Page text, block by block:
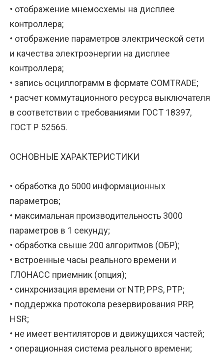
• отображение мнемосхемы на дисплее
контроллера;
• отображение параметров электрической сети
и качества электроэнергии на дисплее
контроллера;
• запись осциллограмм в формате COMTRADE;
• расчет коммутационного ресурса выключателя
в соответствии с требованиями ГОСТ 18397,
ГОСТ Р 52565.
ОСНОВНЫЕ ХАРАКТЕРИСТИКИ
• обработка до 5000 информационных
параметров;
• максимальная производительность 3000
параметров в 1 секунду;
• обработка свыше 200 алгоритмов (ОБР);
• встроенные часы реального времени и
ГЛОНАСС приемник (опция);
• синхронизация времени от NTP, PPS, PTP;
• поддержка протокола резервирования PRP,
HSR;
• не имеет вентиляторов и движущихся частей;
• операционная система реального времени;